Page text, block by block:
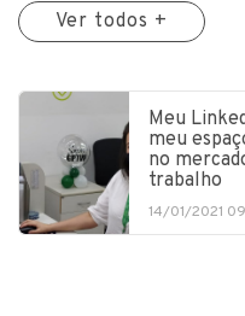
Ver todos +
Meu
meu
no
trabalho
14/01/2021